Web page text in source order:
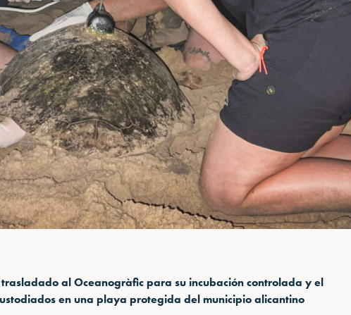
al Oceanogràfic para su incubación controlada y el
en una playa protegida del municipio alicantino